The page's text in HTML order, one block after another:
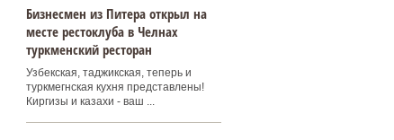
Бизнесмен из Питера открыл на
месте рестоклуба в Челнах
туркменский ресторан
Узбекская, таджикская, теперь и
туркмегнская кухня представлены!
Киргизы и казахи - ваш ...